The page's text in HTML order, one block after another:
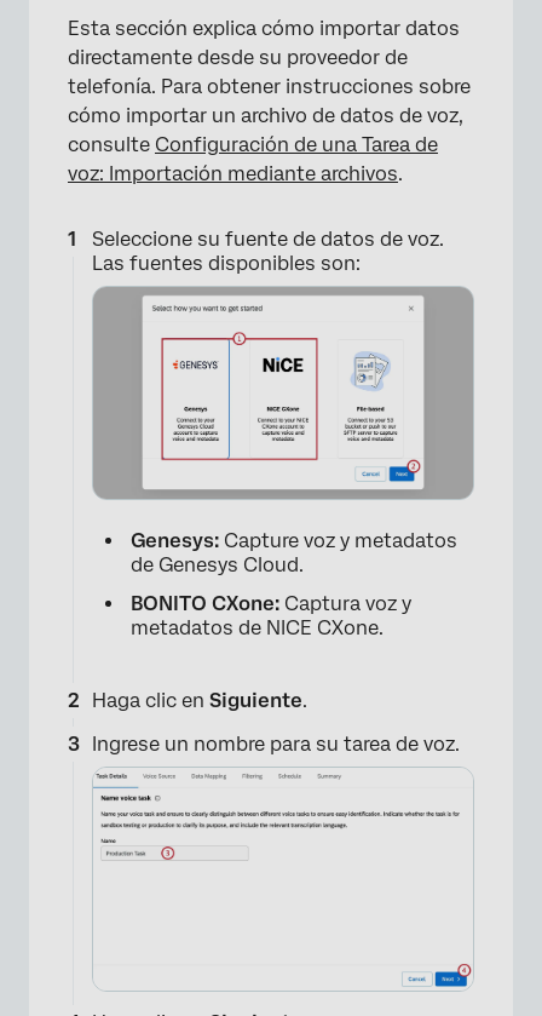
Esta sección explica cómo importar datos
directamente desde su proveedor de
telefonía. Para obtener instrucciones sobre
cómo importar un archivo de datos de voz,
consulte Configuración de una Tarea de
voz: Importación mediante archivos.
Seleccione su fuente de datos de voz.
Las fuentes disponibles son:
Genesys: Capture voz y metadatos
de Genesys Cloud.
BONITO CXone: Captura voz y
metadatos de NICE CXone.
Haga clic en Siguiente.
Ingrese un nombre para su tarea de voz.